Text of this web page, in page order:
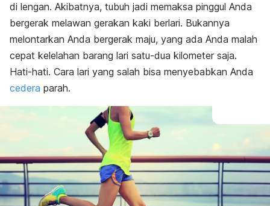
di lengan. Akibatnya, tubuh jadi memaksa pinggul Anda
bergerak melawan gerakan kaki berlari. Bukannya
melontarkan Anda bergerak maju, yang ada Anda malah
cepat kelelahan barang lari satu-dua kilometer saja.
Hati-hati. Cara lari yang salah bisa menyebabkan Anda
cedera parah.